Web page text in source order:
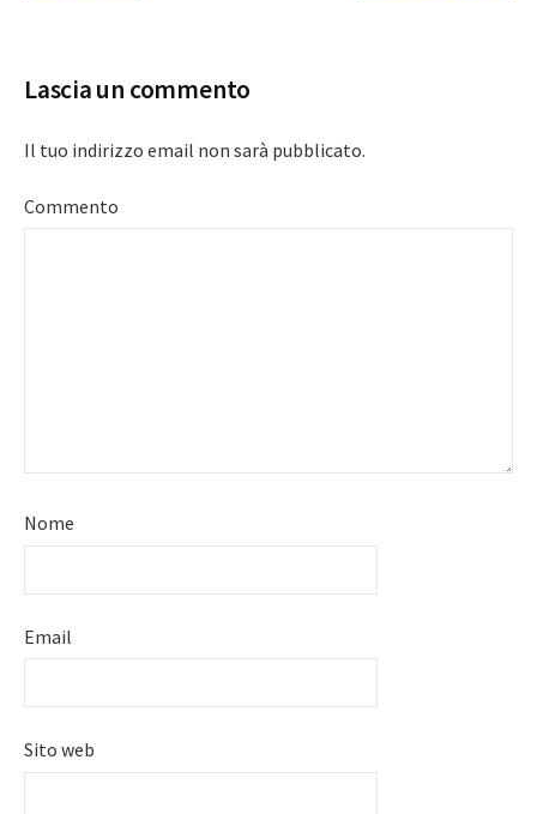
Lascia un commento
Il tuo indirizzo email non sarà pubblicato.
Commento
Nome
Email
Sito web